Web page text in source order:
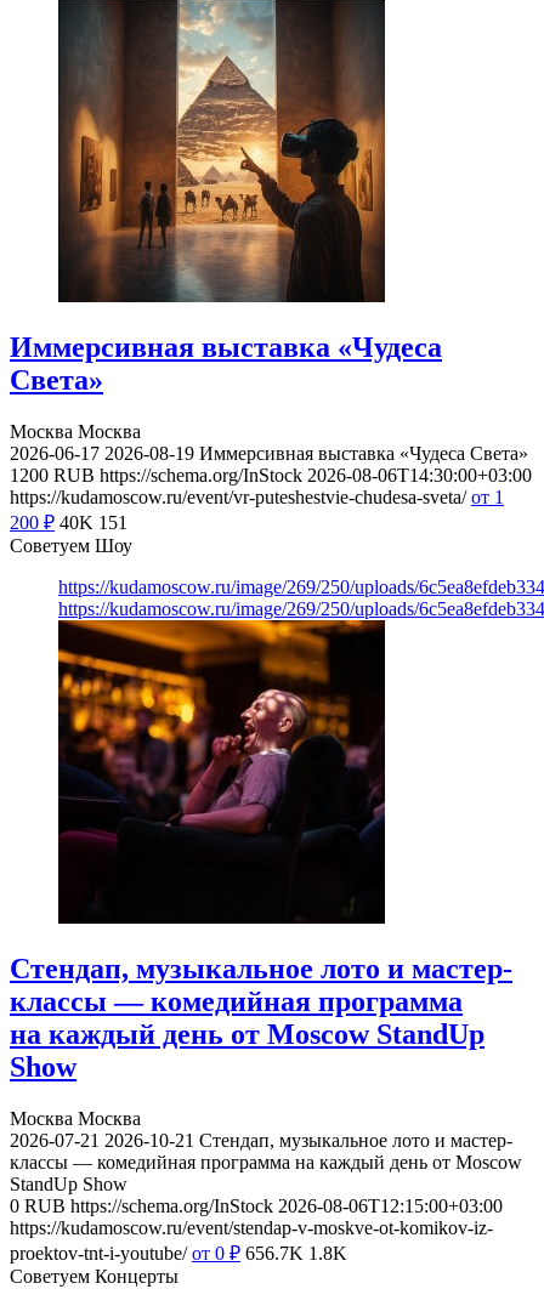
Иммерсивная выставка «Чудеса
Света»
Москва Москва
2026-06-17 2026-08-19 Иммерсивная выставка «Чудеса Света»
1200 RUB https://schema.org/InStock 2026-08-06T14:30:00+03:00
https://kudamoscow.ru/event/vr-puteshestvie-chudesa-sveta/ от 1
200 ₽ 40K 151
Советуем Шоу
https://kudamoscow.ru/image/269/250/uploads/
https://kudamoscow.ru/image/269/250/uploads/
Стендап, музыкальное лото и мастер-
классы — комедийная программа
на каждый день от Moscow StandUp
Show
Москва Москва
2026-07-21 2026-10-21 Стендап, музыкальное лото и мастер-
классы — комедийная программа на каждый день от Moscow
StandUp Show
0 RUB https://schema.org/InStock 2026-08-06T12:15:00+03:00
https://kudamoscow.ru/event/stendap-v-moskve-ot-komikov-iz-
proektov-tnt-i-youtube/ от 0 ₽ 656.7K 1.8K
Советуем Концерты